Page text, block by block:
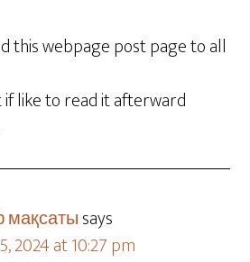
this webpage post page to all
like to read it afterward
says
2024 at 10:27 pm